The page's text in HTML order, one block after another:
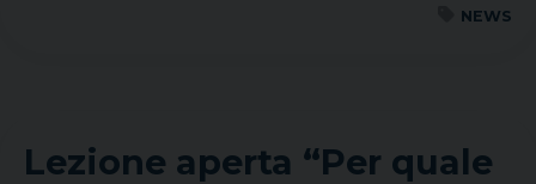
NEWS
Lezione aperta “Per quale